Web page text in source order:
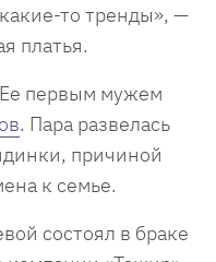
то тренды», —
платья.
первым мужем
. Пара развелась
причиной
к семье.
состоял в браке